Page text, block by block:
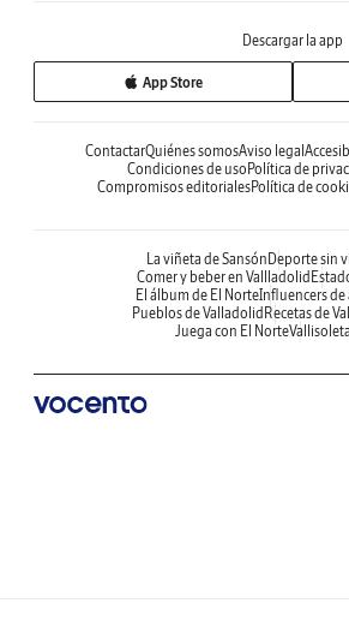
Descargar la app
App Store
ContactarQuiénes somosAviso legal
Condiciones de uso Política de
Compromisos editorialesPolítica de
La viñeta de Sansón Deporte sin
Comer y beber en Vallladolid
El álbum de El NorteInfluencers de
Pueblos de Valladolid Recetas de
Juega con El Norte